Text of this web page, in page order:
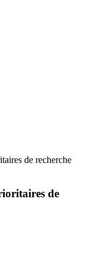
de recherche
de